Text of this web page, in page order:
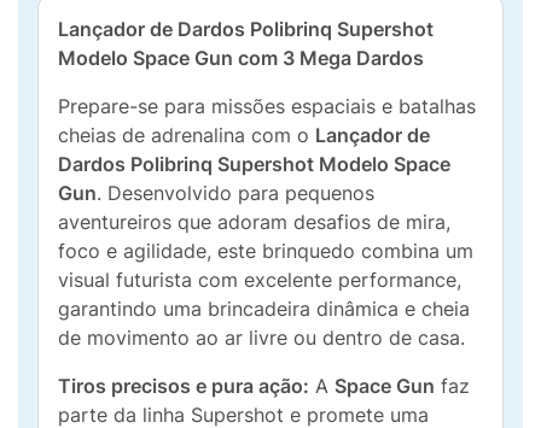
Lançador de Dardos Polibrinq Supershot
Modelo Space Gun com 3 Mega Dardos
Prepare-se para missões espaciais e batalhas
cheias de adrenalina com o Lançador de
Dardos Polibrinq Supershot Modelo Space
Gun. Desenvolvido para pequenos
aventureiros que adoram desafios de mira,
foco e agilidade, este brinquedo combina um
visual futurista com excelente performance,
garantindo uma brincadeira dinâmica e cheia
de movimento ao ar livre ou dentro de casa.
Tiros precisos e pura ação: A Space Gun faz
parte da linha Supershot e promete uma